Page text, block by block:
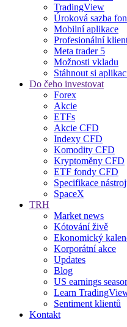
TradingView
Úroková sazba
Mobilní aplikace
Profesionální
Meta trader 5
Možnosti vkladu
Stáhnout si
Do čeho investovat
Forex
Akcie
ETFs
Akcie CFD
Indexy CFD
Komodity CFD
Kryptoměny CFD
ETF fondy CFD
Specifikace
SpaceX
TRH
Market news
Kótování živě
Ekonomický
Korporátní akce
Updates
Blog
US earnings
Learn
Sentiment klientů
Kontakt